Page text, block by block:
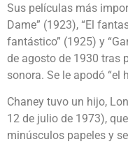
Sus películas más
Dame” (1923), “El
fantástico” (1925) y
de agosto de 1930 tras
sonora. Se le apodó “el
Chaney tuvo un hijo,
12 de julio de 1973),
minúsculos papeles y